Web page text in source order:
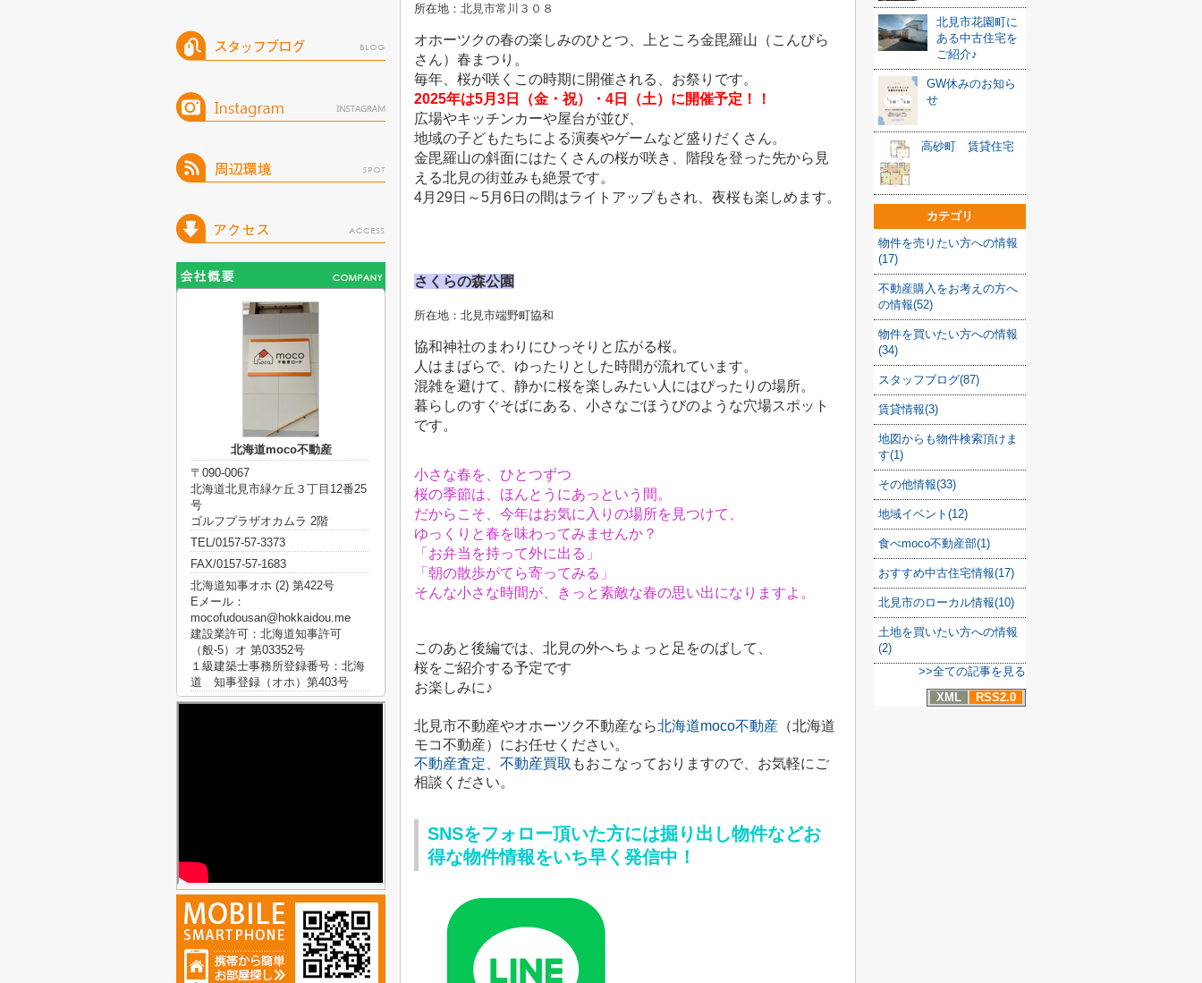
所在地： 北見市常川３０８
オホーツクの春の楽しみのひとつ、
上ところ金毘羅山（こんぴら
さん）春まつり 。
毎年、桜が咲くこの時期に開催される、お祭りです。
2025年は5月3日（金・祝）・4日（土）に開催予定！！
広場やキッチンカーや屋台が並び、
地域の子どもたちによる演奏やゲームなど盛りだくさん。
金毘羅山の斜面にはたくさんの桜が咲き、階段を登った先から見
える北見の街並みも絶景です。
4月29日～5月6日の間はライトアップもされ、夜桜も楽しめます。
さくらの森公園
所在地： 北見市端野町協和
協和神社のまわりにひっそりと広がる桜。
人はまばらで、ゆったりとした時間が流れています。
混雑を避けて、静かに桜を楽しみたい人にはぴったりの場所。
暮らしのすぐそばにある、小さなごほうびのような穴場スポット
です。
小さな春を、ひとつずつ
桜の季節は、ほんとうにあっという間。
だからこそ、今年はお気に入りの場所を見つけて、
ゆっくりと春を味わってみませんか？
「お弁当を持って外に出る」
「朝の散歩がてら寄ってみる」
そんな小さな時間が、きっと素敵な春の思い出になりますよ。
このあと後編では、北見の外へちょっと足をのばして、
桜をご紹介する予定です
お楽しみに♪
北見市不動産やオホーツク不動産なら北海道moco不動産 （北海道
モコ不動産）にお任せください。
不動産査定、不動産買取 もおこなっておりますので、 お気軽にご
相談ください。
SNSをフォロー頂いた方には掘り出し物件などお
得な物件情報をいち早く発信中！
北見市花園町に
ある中古住宅を
ご紹介♪
GW休みのお知ら
せ
高砂町 賃貸住宅
カテゴリ
物件を売りたい方への情報
(17)
不動産購入をお考えの方へ
の情報(52)
物件を買いたい方への情報
(34)
スタッフブログ(87)
賃貸情報(3)
地図からも物件検索頂けま
す(1)
その他情報(33)
地域イベント(12)
食べmoco不動産部(1)
おすすめ中古住宅情報(17)
北見市のローカル情報(10)
土地を買いたい方への情報
(2)
>>全ての記事を見る
XML
RSS2.0
北海道moco不動産
〒090-0067
北海道北見市緑ケ丘３丁目12番25
号
ゴルフプラザオカムラ 2階
TEL/0157-57-3373
FAX/0157-57-1683
北海道知事オホ (2) 第422号
Eメール：
mocofudousan@hokkaidou.me
建設業許可：北海道知事許可
（般-5）オ 第03352号
１級建築士事務所登録番号：北海
道 知事登録（オホ）第403号